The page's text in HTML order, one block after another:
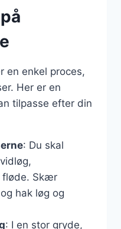
en enkel proces,
Her er en
tilpasse efter din
: Du skal
fløde. Skær
hak løg og
: I en stor gryde,